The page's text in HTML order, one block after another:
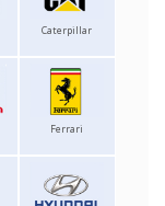
Caterpillar
Ferrari